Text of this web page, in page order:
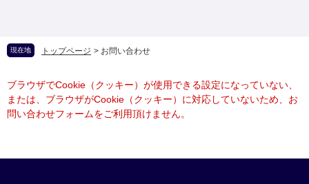
現在地 トップページ > お問い合わせ
ブラウザでCookie（クッキー）が使用できる設定になっていない、
または、ブラウザがCookie（クッキー）に対応していないため、お
問い合わせフォームをご利用頂けません。